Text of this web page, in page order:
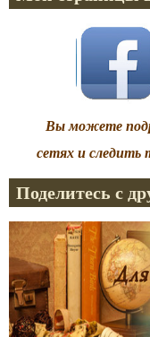
Вы можете
сетях и следить
Поделитесь с